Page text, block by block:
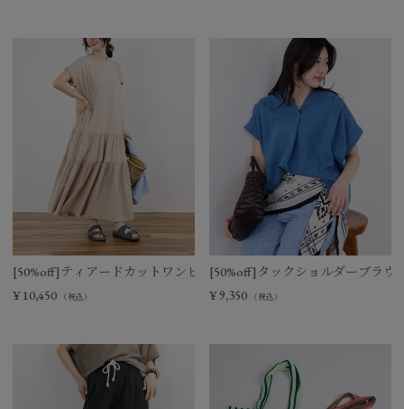
[50%off]ティアードカットワンピース
¥ 10,450 （税込）
[50%off]タックショルダーブラウ
¥9,350 （税込）